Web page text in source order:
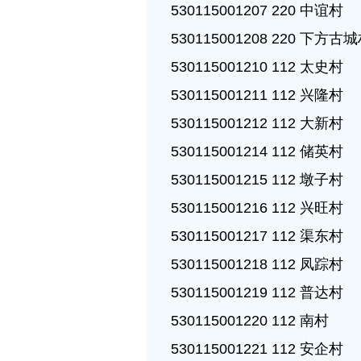
530115001207 220 中谊村
530115001208 220 下方古城
530115001210 112 太史村
530115001211 112 兴隆村
530115001212 112 大新村
530115001214 112 储英村
530115001215 112 墩子村
530115001216 112 兴旺村
530115001217 112 渠东村
530115001218 112 凤踪村
530115001219 112 普达村
530115001220 112 南村
530115001221 112 安企村